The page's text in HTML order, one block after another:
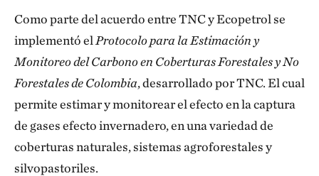
Como parte del acuerdo entre TNC y Ecopetrol se
implementó el Protocolo para la Estimación y
Monitoreo del Carbono en Coberturas Forestales y No
Forestales de Colombia, desarrollado por TNC. El cual
permite estimar y monitorear el efecto en la captura
de gases efecto invernadero, en una variedad de
coberturas naturales, sistemas agroforestales y
silvopastoriles.